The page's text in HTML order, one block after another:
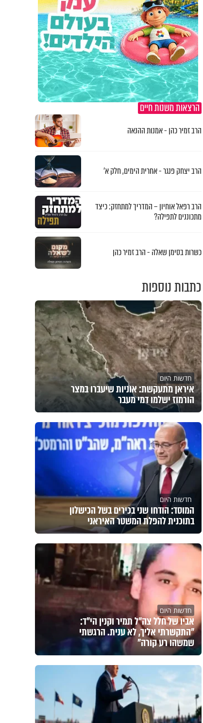
הרצאות משנות חיים
הרב זמיר כהן - אמנות ההנאה
הרב יצחק פנגר - אחרית הימים, חלק א’
הרב רפאל אוחיון – המדריך למתחזק: כיצד
מתכוננים לתפילה?
כשרות בסימן שאלה - הרב זמיר כהן
כתבות נוספות
חדשות היום
איראן מתעקשת: אוניות שיעברו במצר
הורמוז ישלמו דמי מעבר
חדשות היום
המוסד: הודחו שני בכירים בשל הכישלון
בתוכנית להפלת המשטר האיראני
חדשות היום
אביו של חלל צה"ל תמיר וקנין הי"ד:
"התקשרתי אליך, לא ענית. הרגשתי
שמשהו רע קורה"